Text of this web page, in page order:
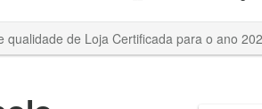
de Loja Certificada para o ano